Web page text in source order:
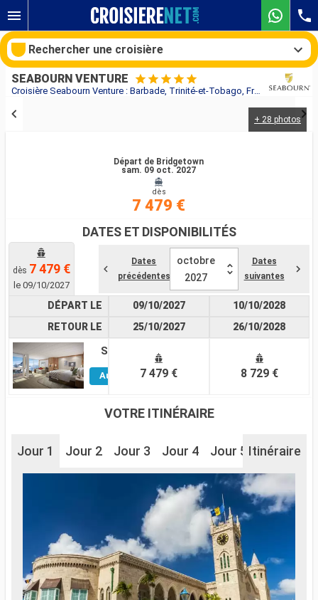
Croisière Seabourn Venture : Barbade, Trinité-et-Tobago, France, Brésil au départ de Bridgetown
SEABOURN VENTURE
+ 28 photos
Départ de Bridgetown
sam. 09 oct. 2027
dès
7 479 €
DATES ET DISPONIBILITÉS
dès 7 479 €
le 09/10/2027
Dates
précédentes
octobre
2027
Dates
suivantes
DÉPART LE
RETOUR LE
Suite
Autres
09/10/2027
25/10/2027
7 479 €
10/10/2028
26/10/2028
8 729 €
VOTRE ITINÉRAIRE
Jour 1 Jour 2 Jour 3 Jour 4 Jour 5 Jour 6
Itinéraire
Rechercher une croisière
Rechercher